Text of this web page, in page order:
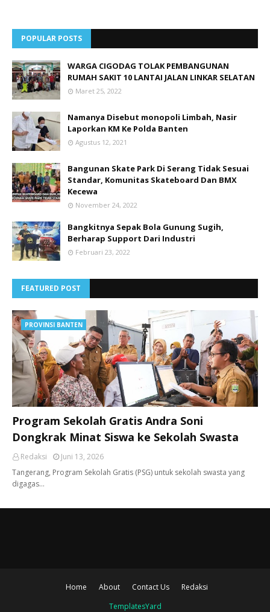
POPULAR POSTS
WARGA CIGODAG TOLAK PEMBANGUNAN
RUMAH SAKIT 10 LANTAI JALAN LINKAR SELATAN
Maret 25, 2022
Namanya Disebut monopoli Limbah, Nasir
Laporkan KM Ke Polda Banten
Agustus 12, 2021
Bangunan Skate Park Di Serang Tidak Sesuai
Standar, Komunitas Skateboard Dan BMX
Kecewa
November 24, 2022
Bangkitnya Sepak Bola Gunung Sugih,
Berharap Support Dari Industri
Februari 23, 2022
FEATURED POST
PROVINSI BANTEN
Program Sekolah Gratis Andra Soni
Dongkrak Minat Siswa ke Sekolah Swasta
Redaksi
Juni 13, 2026
Tangerang, ​Program Sekolah Gratis (PSG) untuk sekolah swasta yang
digagas…
Home About Contact Us
Redaksi
TemplatesYard